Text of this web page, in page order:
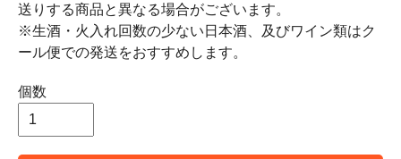
送りする商品と異なる場合がございます。
※生酒・火入れ回数の少ない日本酒、及びワイン類はク
ール便での発送をおすすめします。
個数